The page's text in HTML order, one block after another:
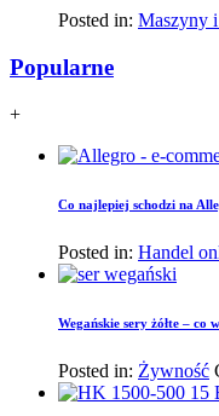
Posted in: Maszyny
Popularne
+
Co najlepiej schodzi na
Posted in: Handel
Wegańskie sery żółte – co
Posted in: Żywność